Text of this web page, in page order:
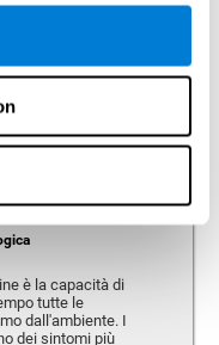
importanza alla
è la capacità di
tutte le
dall'ambiente. I
dei sintomi più